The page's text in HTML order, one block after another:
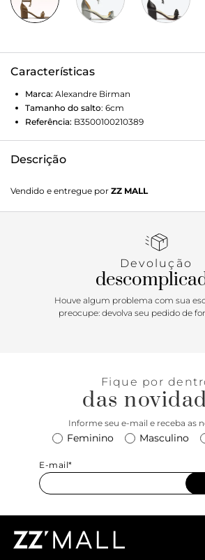
Características
Marca: Alexandre Birman
Tamanho do salto: 6cm
Referência: B3500100210389
Descrição
glamour contemporâneo. Cada detalhe,
laço até o salto bloco, é
Vendido e entregue por ZZ MALL
Devolução
Houve algum problema com sua
preocupe: devolva seu pedido de
Fique por
das
Informe seu e-mail e receba as
Feminino Masculino
E-mail*